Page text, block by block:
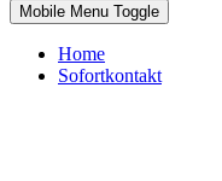
Mobile Menu Toggle
Home
Sofortkontakt